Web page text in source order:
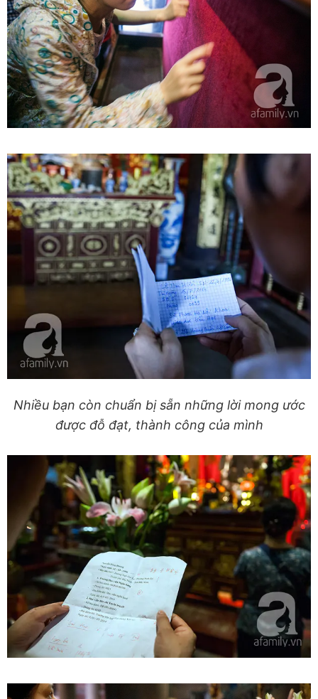
Nhiều bạn còn chuẩn bị sẵn những lời mong ước
được đỗ đạt, thành công của mình